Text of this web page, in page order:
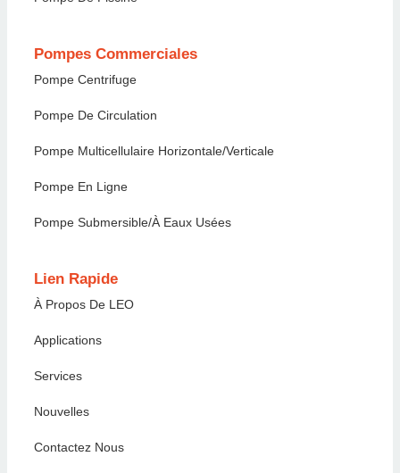
Pompes Commerciales
Pompe Centrifuge
Pompe De Circulation
Pompe Multicellulaire Horizontale/verticale
Pompe En Ligne
Pompe Submersible/à Eaux Usées
Lien Rapide
À Propos De LEO
Applications
Services
Nouvelles
Contactez Nous